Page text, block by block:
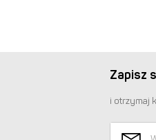
Zapisz
i otrzymaj